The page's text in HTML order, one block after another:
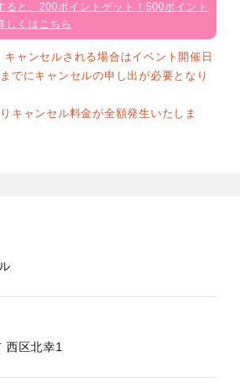
ると、200ポイントゲット！500ポイント
しくはこちら
キャンセルされる場合はイベント開催日
でにキャンセルの申し出が必要となり
キャンセル料金が全額発生いたしま
西区北幸1